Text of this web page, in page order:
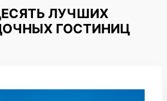
ЛУЧШИХ
ГОСТИНИЦ